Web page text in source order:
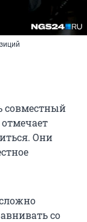
совместный
Они
со